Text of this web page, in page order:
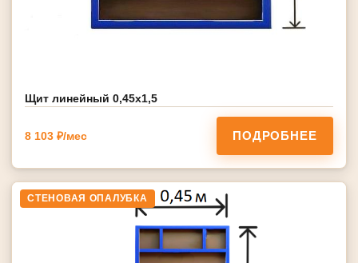
Щит линейный 0,45х1,5
8 103 ₽/мес ПОДРОБНЕЕ
СТЕНОВАЯ ОПАЛУБКА